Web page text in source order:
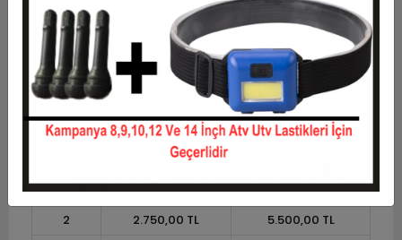
10
665,50 TL
6.655,00 TL
11
610,00 TL
12
568,33 TL 6.820,00 TL
Taksit Tutarı
1
5.500,00 TL
5.500,00 TL
2
2.750,00 TL
5.500,00 TL